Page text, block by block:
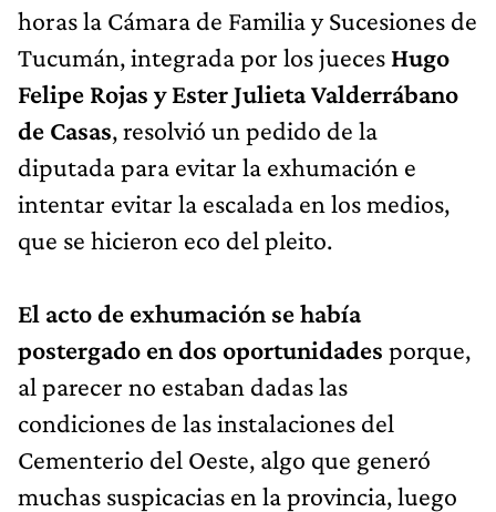
horas la Cámara de Familia y Sucesiones de
Tucumán, integrada por los jueces Hugo
Felipe Rojas y Ester Julieta Valderrábano
de Casas, resolvió un pedido de la
diputada para evitar la exhumación e
intentar evitar la escalada en los medios,
que se hicieron eco del pleito.
El acto de exhumación se había
postergado en dos oportunidades porque,
al parecer no estaban dadas las
condiciones de las instalaciones del
Cementerio del Oeste, algo que generó
muchas suspicacias en la provincia, luego